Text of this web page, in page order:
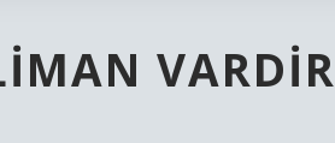
VARDIR